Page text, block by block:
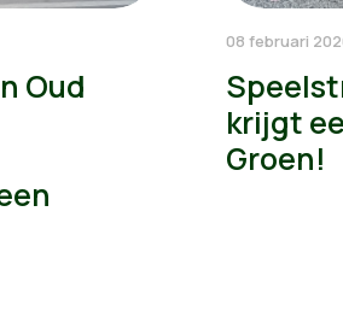
Oud
08 februari
krijgt
Groen!